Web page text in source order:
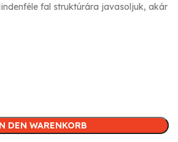
fal struktúrára javasoljuk, akár
DEN WARENKORB